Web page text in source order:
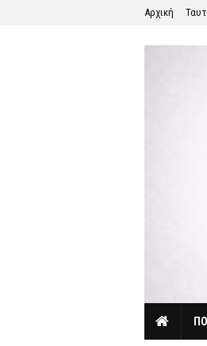
Αρχική